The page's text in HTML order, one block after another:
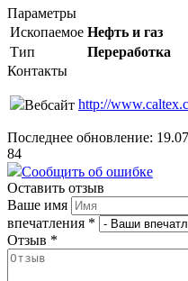
Параметры
Ископаемое Нефть и газ
Тип
Переработка
Контакты
Вебсайт http://
Последнее обновление:
84
Сообщить об ошибке
Оставить отзыв
Ваше имя
впечатления *
Отзыв *